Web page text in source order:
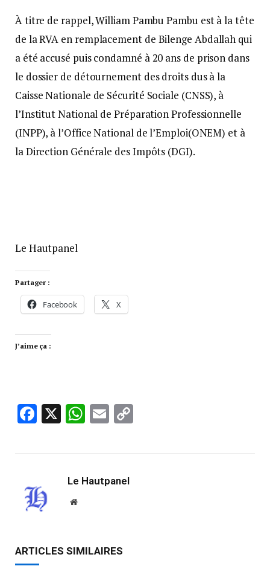
À titre de rappel, William Pambu Pambu est à la tête
de la RVA en remplacement de Bilenge Abdallah qui
a été accusé puis condamné à 20 ans de prison dans
le dossier de détournement des droits dus à la
Caisse Nationale de Sécurité Sociale (CNSS), à
l’Institut National de Préparation Professionnelle
(INPP), à l’Office National de l’Emploi(ONEM) et à
la Direction Générale des Impôts (DGI).
Le Hautpanel
Partager :
Facebook X
J’aime ça :
Facebook
X WhatsApp
Email
Le Hautpanel
Website
ARTICLES SIMILAIRES